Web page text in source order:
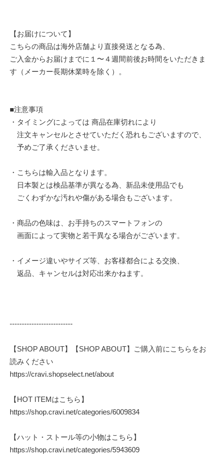
【お届けについて】
こちらの商品は海外店舗より直接発送となる為、
ご入金からお届けまでに１〜４週間前後お時間をいただきま
す（メーカー長期休業時を除く）。
■注意事項
・タイミングによっては 商品在庫切れにより
注文キャンセルとさせていただく恐れもございますので、
予めご了承くださいませ。
・こちらは輸入品となります。
日本製とは検品基準が異なる為、新品未使用品でも
ごくわずかな汚れや傷がある場合もございます。
・商品の色味は、お手持ちのスマートフォンの
画面によって実物と若干異なる場合がございます。
・イメージ違いやサイズ等、お客様都合による交換、
返品、キャンセルは対応出来かねます。
--------------------------
【SHOP ABOUT】【SHOP ABOUT】ご購入前にこちらをお
読みください
https://cravi.shopselect.net/about
【HOT ITEMはこちら】
https://shop.cravi.net/categories/6009834
【ハット・ストール等の小物はこちら】
https://shop.cravi.net/categories/5943609